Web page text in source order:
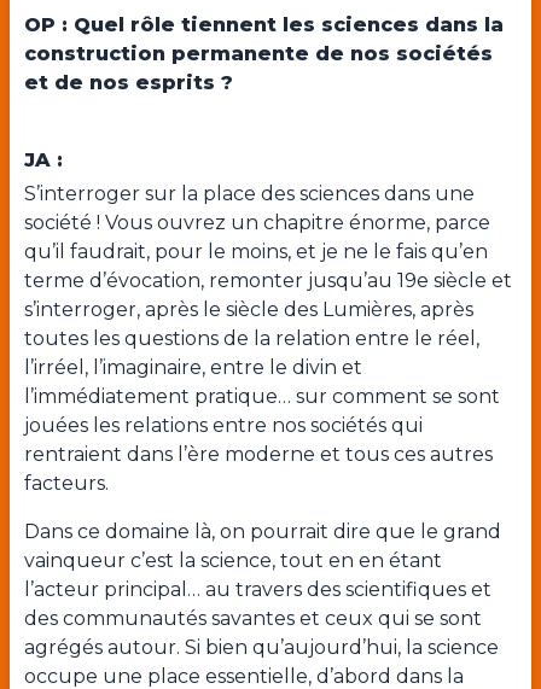
OP : Quel rôle tiennent les sciences dans la
construction permanente de nos sociétés
et de nos esprits ?
JA :
S’interroger sur la place des sciences dans une
société ! Vous ouvrez un chapitre énorme, parce
qu’il faudrait, pour le moins, et je ne le fais qu’en
terme d’évocation, remonter jusqu’au 19e siècle et
s’interroger, après le siècle des Lumières, après
toutes les questions de la relation entre le réel,
l’irréel, l’imaginaire, entre le divin et
l’immédiatement pratique… sur comment se sont
jouées les relations entre nos sociétés qui
rentraient dans l’ère moderne et tous ces autres
facteurs.
Dans ce domaine là, on pourrait dire que le grand
vainqueur c’est la science, tout en en étant
l’acteur principal… au travers des scientifiques et
des communautés savantes et ceux qui se sont
agrégés autour. Si bien qu’aujourd’hui, la science
occupe une place essentielle, d’abord dans la